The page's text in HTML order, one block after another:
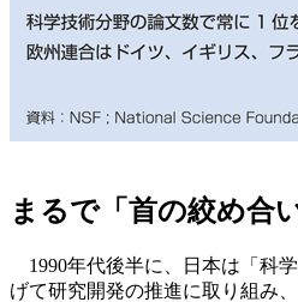
まるで「首の絞め合い
1990年代後半に、日本は「科
げて研究開発の推進に取り組み